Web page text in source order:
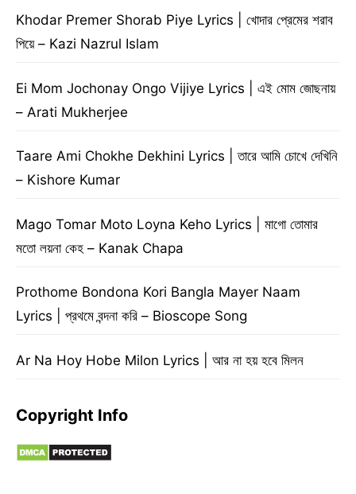
Khodar Premer Shorab Piye Lyrics | খোদার প্রেমের শরাব
পিয়ে – Kazi Nazrul Islam
Ei Mom Jochonay Ongo Vijiye Lyrics | এই মোম জোছনায়
– Arati Mukherjee
Taare Ami Chokhe Dekhini Lyrics | তারে আমি চোখে দেখিনি
– Kishore Kumar
Mago Tomar Moto Loyna Keho Lyrics | মাগো তোমার
মতো লয়না কেহ – Kanak Chapa
Prothome Bondona Kori Bangla Mayer Naam
Lyrics | প্রথমে বন্দনা করি – Bioscope Song
Ar Na Hoy Hobe Milon Lyrics | আর না হয় হবে মিলন
Copyright Info